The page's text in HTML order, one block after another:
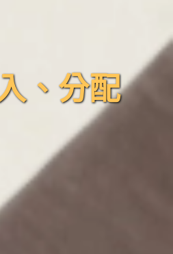
、分配